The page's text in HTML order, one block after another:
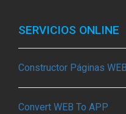
SERVICIOS ONLINE
Constructor Páginas WEB
Convert WEB To APP